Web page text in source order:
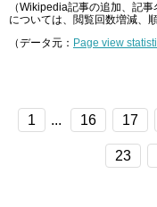
（Wikipedia記事の追加、記
については、閲覧回数増減、
（データ元： Page view
1 ... 16 17
23